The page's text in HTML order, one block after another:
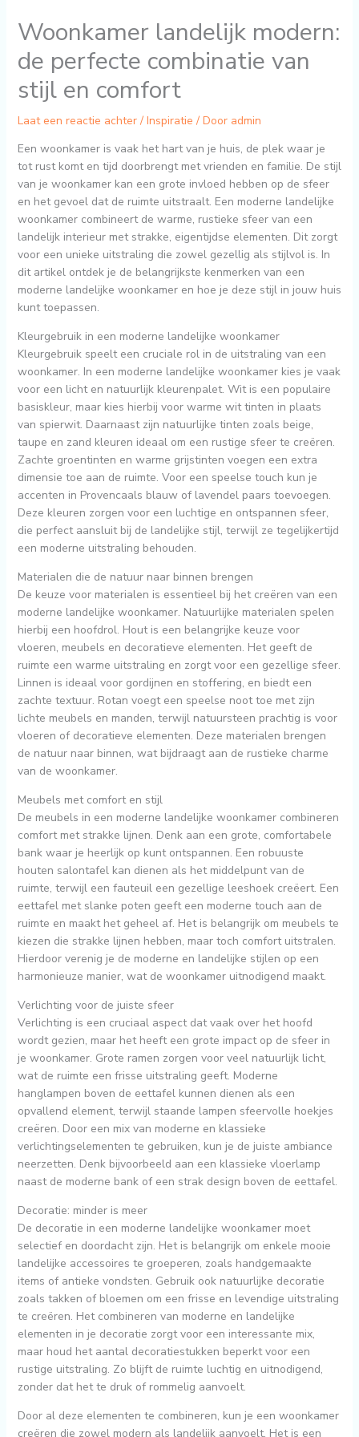
Woonkamer landelijk modern:
de perfecte combinatie van
stijl en comfort
Laat een reactie achter / Inspiratie / Door admin
Een woonkamer is vaak het hart van je huis, de plek waar je
tot rust komt en tijd doorbrengt met vrienden en familie. De stijl
van je woonkamer kan een grote invloed hebben op de sfeer
en het gevoel dat de ruimte uitstraalt. Een moderne landelijke
woonkamer combineert de warme, rustieke sfeer van een
landelijk interieur met strakke, eigentijdse elementen. Dit zorgt
voor een unieke uitstraling die zowel gezellig als stijlvol is. In
dit artikel ontdek je de belangrijkste kenmerken van een
moderne landelijke woonkamer en hoe je deze stijl in jouw huis
kunt toepassen.
Kleurgebruik in een moderne landelijke woonkamer
Kleurgebruik speelt een cruciale rol in de uitstraling van een
woonkamer. In een moderne landelijke woonkamer kies je vaak
voor een licht en natuurlijk kleurenpalet. Wit is een populaire
basiskleur, maar kies hierbij voor warme wit tinten in plaats
van spierwit. Daarnaast zijn natuurlijke tinten zoals beige,
taupe en zand kleuren ideaal om een rustige sfeer te creëren.
Zachte groentinten en warme grijstinten voegen een extra
dimensie toe aan de ruimte. Voor een speelse touch kun je
accenten in Provencaals blauw of lavendel paars toevoegen.
Deze kleuren zorgen voor een luchtige en ontspannen sfeer,
die perfect aansluit bij de landelijke stijl, terwijl ze tegelijkertijd
een moderne uitstraling behouden.
Materialen die de natuur naar binnen brengen
De keuze voor materialen is essentieel bij het creëren van een
moderne landelijke woonkamer. Natuurlijke materialen spelen
hierbij een hoofdrol. Hout is een belangrijke keuze voor
vloeren, meubels en decoratieve elementen. Het geeft de
ruimte een warme uitstraling en zorgt voor een gezellige sfeer.
Linnen is ideaal voor gordijnen en stoffering, en biedt een
zachte textuur. Rotan voegt een speelse noot toe met zijn
lichte meubels en manden, terwijl natuursteen prachtig is voor
vloeren of decoratieve elementen. Deze materialen brengen
de natuur naar binnen, wat bijdraagt aan de rustieke charme
van de woonkamer.
Meubels met comfort en stijl
De meubels in een moderne landelijke woonkamer combineren
comfort met strakke lijnen. Denk aan een grote, comfortabele
bank waar je heerlijk op kunt ontspannen. Een robuuste
houten salontafel kan dienen als het middelpunt van de
ruimte, terwijl een fauteuil een gezellige leeshoek creëert. Een
eettafel met slanke poten geeft een moderne touch aan de
ruimte en maakt het geheel af. Het is belangrijk om meubels te
kiezen die strakke lijnen hebben, maar toch comfort uitstralen.
Hierdoor verenig je de moderne en landelijke stijlen op een
harmonieuze manier, wat de woonkamer uitnodigend maakt.
Verlichting voor de juiste sfeer
Verlichting is een cruciaal aspect dat vaak over het hoofd
wordt gezien, maar het heeft een grote impact op de sfeer in
je woonkamer. Grote ramen zorgen voor veel natuurlijk licht,
wat de ruimte een frisse uitstraling geeft. Moderne
hanglampen boven de eettafel kunnen dienen als een
opvallend element, terwijl staande lampen sfeervolle hoekjes
creëren. Door een mix van moderne en klassieke
verlichtingselementen te gebruiken, kun je de juiste ambiance
neerzetten. Denk bijvoorbeeld aan een klassieke vloerlamp
naast de moderne bank of een strak design boven de eettafel.
Decoratie: minder is meer
De decoratie in een moderne landelijke woonkamer moet
selectief en doordacht zijn. Het is belangrijk om enkele mooie
landelijke accessoires te groeperen, zoals handgemaakte
items of antieke vondsten. Gebruik ook natuurlijke decoratie
zoals takken of bloemen om een frisse en levendige uitstraling
te creëren. Het combineren van moderne en landelijke
elementen in je decoratie zorgt voor een interessante mix,
maar houd het aantal decoratiestukken beperkt voor een
rustige uitstraling. Zo blijft de ruimte luchtig en uitnodigend,
zonder dat het te druk of rommelig aanvoelt.
Door al deze elementen te combineren, kun je een woonkamer
creëren die zowel modern als landelijk aanvoelt. Het is een